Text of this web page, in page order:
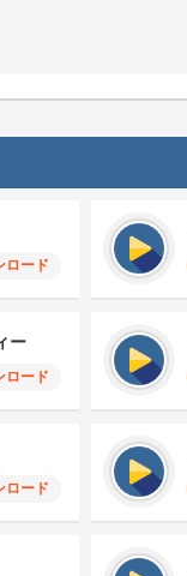
ロード
ー
ロード
ロード